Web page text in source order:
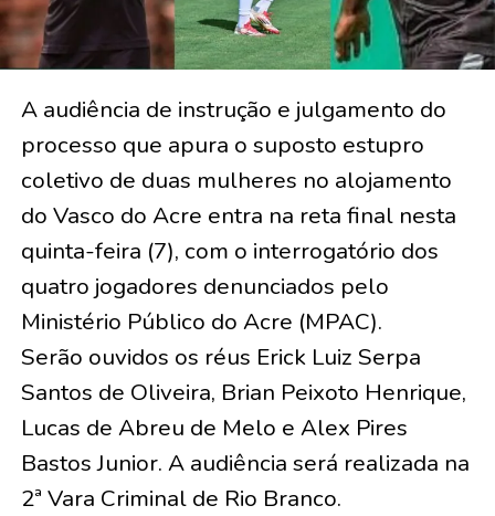
A audiência de instrução e julgamento do
processo que apura o suposto estupro
coletivo de duas mulheres no alojamento
do Vasco do Acre entra na reta final nesta
quinta-feira (7), com o interrogatório dos
quatro jogadores denunciados pelo
Ministério Público do Acre (MPAC).
Serão ouvidos os réus Erick Luiz Serpa
Santos de Oliveira, Brian Peixoto Henrique,
Lucas de Abreu de Melo e Alex Pires
Bastos Junior. A audiência será realizada na
2ª Vara Criminal de Rio Branco.